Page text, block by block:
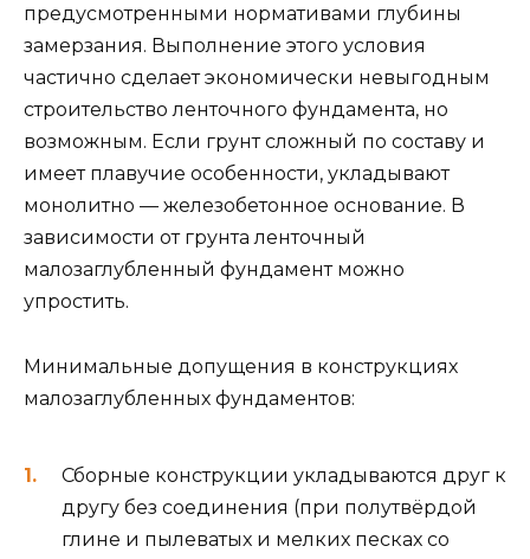
предусмотренными нормативами глубины
замерзания. Выполнение этого условия
частично сделает экономически невыгодным
строительство ленточного фундамента, но
возможным. Если грунт сложный по составу и
имеет плавучие особенности, укладывают
монолитно — железобетонное основание. В
зависимости от грунта ленточный
малозаглубленный фундамент можно
упростить.
Минимальные допущения в конструкциях
малозаглубленных фундаментов:
Сборные конструкции укладываются друг к
другу без соединения (при полутвёрдой
глине и пылеватых и мелких песках со